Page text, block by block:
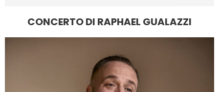
CONCERTO DI RAPHAEL GUALAZZI